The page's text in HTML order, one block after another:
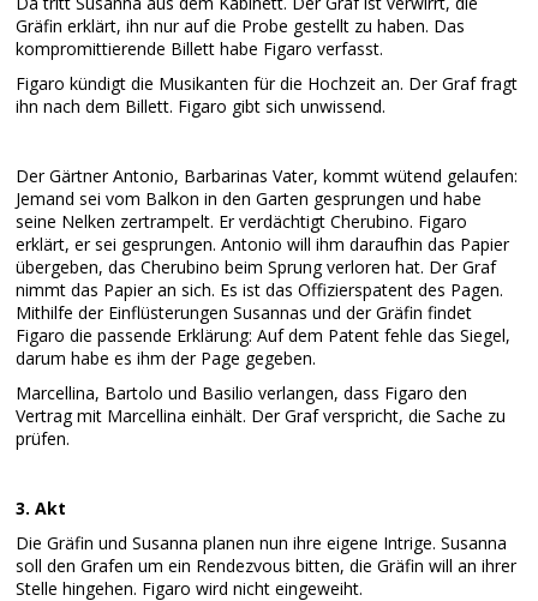
Gräfin erklärt, ihn nur auf die Probe gestellt zu haben. Das
kompromittierende Billett habe Figaro verfasst.
Figaro kündigt die Musikanten für die Hochzeit an. Der Graf fragt
ihn nach dem Billett. Figaro gibt sich unwissend.
Der Gärtner Antonio, Barbarinas Vater, kommt wütend gelaufen:
Jemand sei vom Balkon in den Garten gesprungen und habe
seine Nelken zertrampelt. Er verdächtigt Cherubino. Figaro
erklärt, er sei gesprungen. Antonio will ihm daraufhin das Papier
übergeben, das Cherubino beim Sprung verloren hat. Der Graf
nimmt das Papier an sich. Es ist das Offizierspatent des Pagen.
Mithilfe der Einflüsterungen Susannas und der Gräfin findet
Figaro die passende Erklärung: Auf dem Patent fehle das Siegel,
darum habe es ihm der Page gegeben.
Marcellina, Bartolo und Basilio verlangen, dass Figaro den
Vertrag mit Marcellina einhält. Der Graf verspricht, die Sache zu
prüfen.
3. Akt
Die Gräfin und Susanna planen nun ihre eigene Intrige. Susanna
soll den Grafen um ein Rendezvous bitten, die Gräfin will an ihrer
Stelle hingehen. Figaro wird nicht eingeweiht.